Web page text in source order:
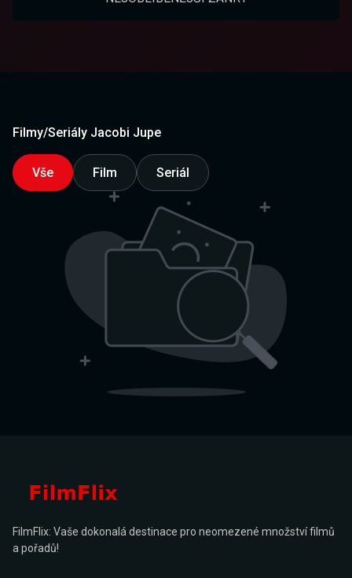
Filmy/Seriály Jacobi Jupe
Vše Film Seriál
FilmFlix: Vaše dokonalá destinace pro neomezené množství filmů
a pořadů!